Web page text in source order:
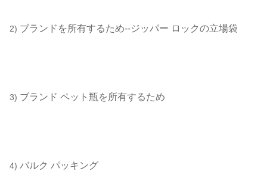
2) ブランドを所有するため--ジッパー ロックの立場袋
3) ブランド ペット瓶を所有するため
4) バルク パッキング